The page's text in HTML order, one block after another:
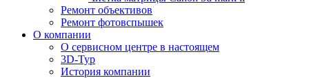
Ремонт объективов
Ремонт фотовспышек
О компании
О сервисном центре в настоящем
3D-Тур
История компании